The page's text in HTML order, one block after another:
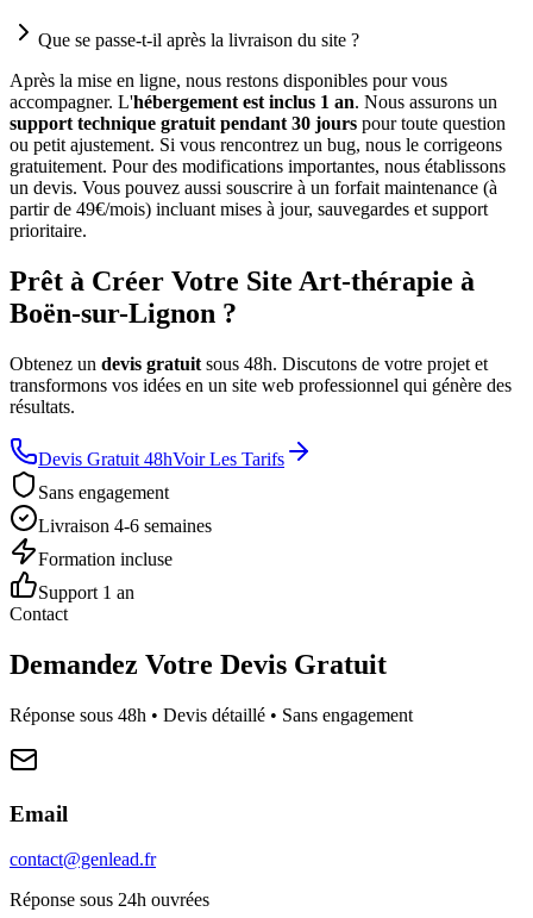
Que se passe-t-il après la livraison du site ?
Après la mise en ligne, nous restons disponibles pour vous
accompagner. L'hébergement est inclus 1 an. Nous assurons un
support technique gratuit pendant 30 jours pour toute question
ou petit ajustement. Si vous rencontrez un bug, nous le corrigeons
gratuitement. Pour des modifications importantes, nous établissons
un devis. Vous pouvez aussi souscrire à un forfait maintenance (à
partir de 49€/mois) incluant mises à jour, sauvegardes et support
prioritaire.
Prêt à Créer Votre Site Art-thérapie à
Boën-sur-Lignon ?
Obtenez un devis gratuit sous 48h. Discutons de votre projet et
transformons vos idées en un site web professionnel qui génère des
résultats.
Devis Gratuit 48hVoir Les Tarifs
Sans engagement
Livraison 4-6 semaines
Formation incluse
Support 1 an
Contact
Demandez Votre Devis Gratuit
Réponse sous 48h • Devis détaillé • Sans engagement
Email
contact@genlead.fr
Réponse sous 24h ouvrées